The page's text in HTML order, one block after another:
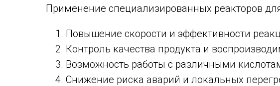
Применение специализированных реакторов
Повышение скорости и эффективности
Контроль качества продукта и
Возможность работы с различными
Снижение риска аварий и локальных